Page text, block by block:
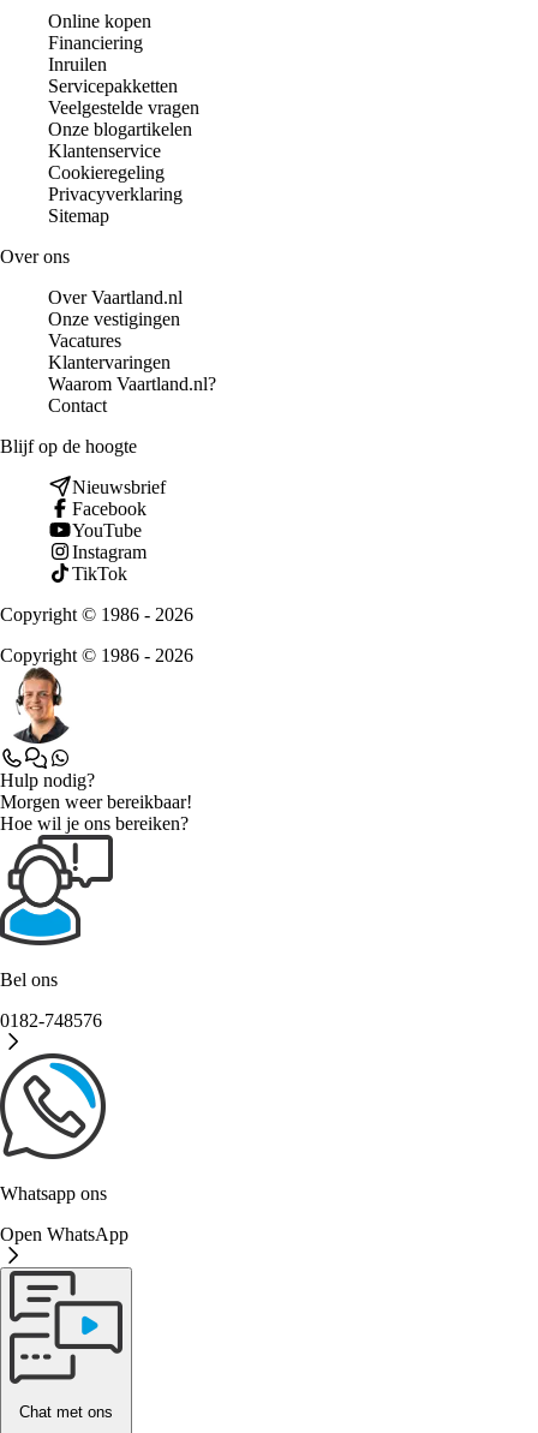
Online kopen
Financiering
Inruilen
Servicepakketten
Veelgestelde vragen
Onze blogartikelen
Klantenservice
Cookieregeling
Privacyverklaring
Sitemap
Over ons
Over Vaartland.nl
Onze vestigingen
Vacatures
Klantervaringen
Waarom Vaartland.nl?
Contact
Blijf op de hoogte
Nieuwsbrief
Facebook
YouTube
Instagram
TikTok
Copyright © 1986 - 2026
Copyright © 1986 - 2026
Hulp nodig?
Morgen weer bereikbaar!
Hoe wil je ons bereiken?
Bel ons
0182-748576
Whatsapp ons
Open WhatsApp
Chat met ons